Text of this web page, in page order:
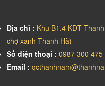
Địa chỉ : Khu B1.4 KĐT
chợ xanh Thanh Hà)
Số điện thoại : 0987 300
Email :